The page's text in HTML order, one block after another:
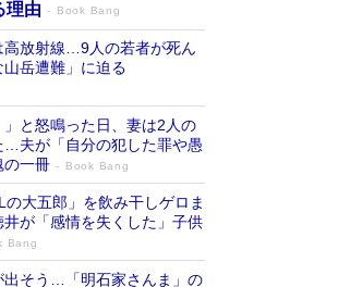
理由
Book Bang
高放射線…9人の若者が死ん
岳遭難」に迫る
」と怒鳴った日、妻は2人の
…夫が「自分の犯した罪や愚
の一冊
Book Bang
大五郎」を飲み干しゲロま
が「感情を失くした」子供
Bang
出そう…「明石家さんま」の